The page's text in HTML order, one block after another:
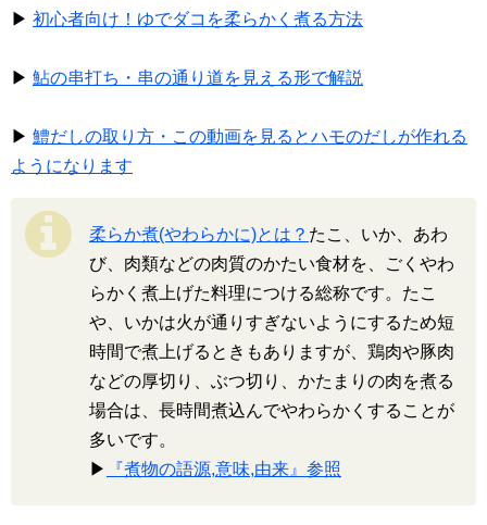
▶ 初心者向け！ゆでダコを柔らかく煮る方法
▶ 鮎の串打ち・串の通り道を見える形で解説
▶ 鱧だしの取り方・この動画を見るとハモのだしが作れる
ようになります
柔らか煮(やわらかに)とは？ たこ、いか、あわ
び、肉類などの肉質のかたい食材を、ごくやわ
らかく煮上げた料理につける総称です。たこ
や、いかは火が通りすぎないようにするため短
時間で煮上げるときもありますが、鶏肉や豚肉
などの厚切り、ぶつ切り、かたまりの肉を煮る
場合は、長時間煮込んでやわらかくすることが
多いです。
▶
『煮物の語源,意味,由来』参照